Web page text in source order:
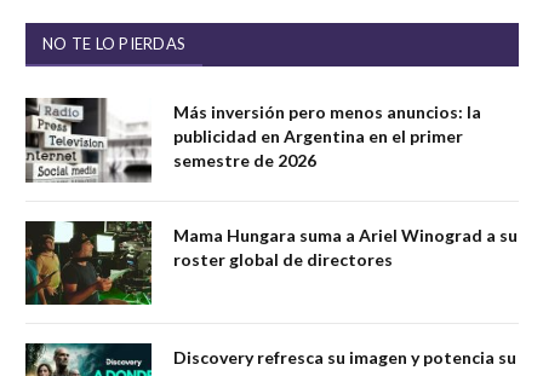
NO TE LO PIERDAS
Más inversión pero menos anuncios: la
publicidad en Argentina en el primer
semestre de 2026
Mama Hungara suma a Ariel Winograd a su
roster global de directores
Discovery refresca su imagen y potencia su